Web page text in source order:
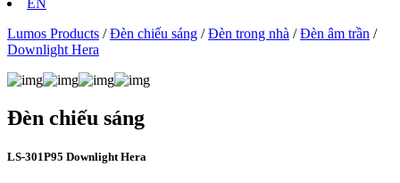
EN
Lumos Products /Đèn chiếu sáng /Đèn trong nhà /Đèn âm trần /
Downlight Hera
Đèn chiếu sáng
LS‑301P95 Downlight Hera